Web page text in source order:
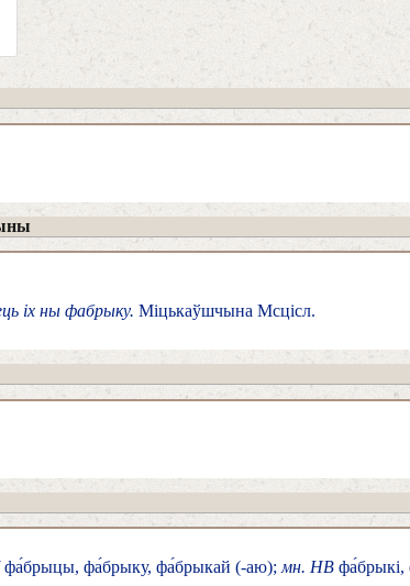
іх ны фабрыку. Міцькаўшчына Мсцісл.
фа́брыцы, фа́брыку, фа́брыкай (-аю); мн. НВ